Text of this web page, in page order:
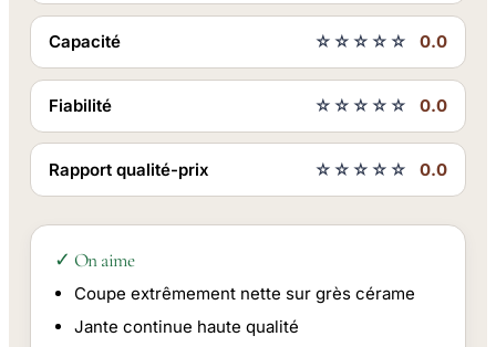
Capacité ☆☆☆☆☆ 0.0
Fiabilité ☆☆☆☆☆ 0.0
Rapport qualité-prix ☆☆☆☆☆ 0.0
✓ On aime
Coupe extrêmement nette sur grès cérame
Jante continue haute qualité